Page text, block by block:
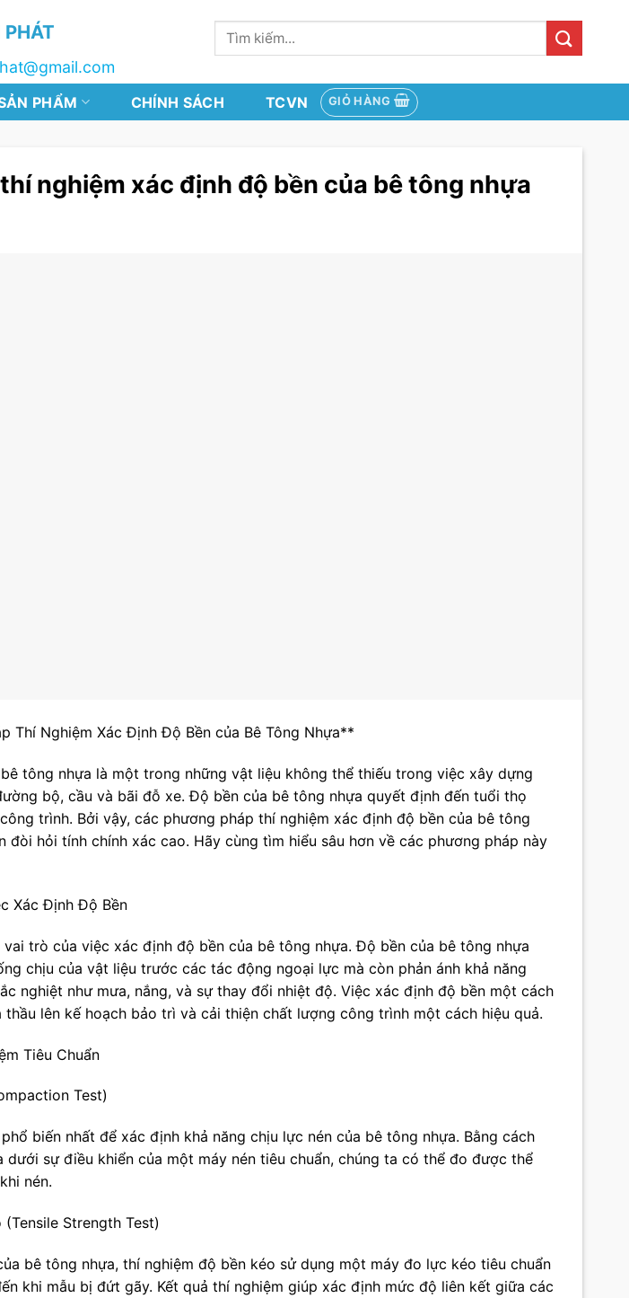
Tìm
kiếm:
PHẨM CHÍNH SÁCH TCVN GIỎ HÀNG
nghiệm xác định độ bền của bê tông nhựa
Thí Nghiệm Xác Định Độ Bền của Bê Tông Nhựa**
tông nhựa là một trong những vật liệu không thể thiếu trong việc xây dựng
bộ, cầu và bãi đỗ xe. Độ bền của bê tông nhựa quyết định đến tuổi thọ
trình. Bởi vậy, các phương pháp thí nghiệm xác định độ bền của bê tông
đòi hỏi tính chính xác cao. Hãy cùng tìm hiểu sâu hơn về các phương pháp này
Xác Định Độ Bền
trò của việc xác định độ bền của bê tông nhựa. Độ bền của bê tông nhựa
chịu của vật liệu trước các tác động ngoại lực mà còn phản ánh khả năng
nghiệt như mưa, nắng, và sự thay đổi nhiệt độ. Việc xác định độ bền một cách
lên kế hoạch bảo trì và cải thiện chất lượng công trình một cách hiệu quả.
Tiêu Chuẩn
Test)
biến nhất để xác định khả năng chịu lực nén của bê tông nhựa. Bằng cách
dưới sự điều khiển của một máy nén tiêu chuẩn, chúng ta có thể đo được thể
nén.
Strength Test)
bê tông nhựa, thí nghiệm độ bền kéo sử dụng một máy đo lực kéo tiêu chuẩn
khi mẫu bị đứt gãy. Kết quả thí nghiệm giúp xác định mức độ liên kết giữa các